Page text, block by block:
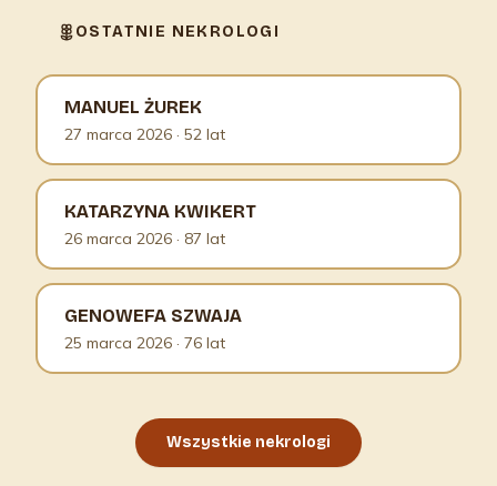
OSTATNIE NEKROLOGI
MANUEL ŻUREK
27 marca 2026 · 52 lat
KATARZYNA KWIKERT
26 marca 2026 · 87 lat
GENOWEFA SZWAJA
25 marca 2026 · 76 lat
Wszystkie nekrologi